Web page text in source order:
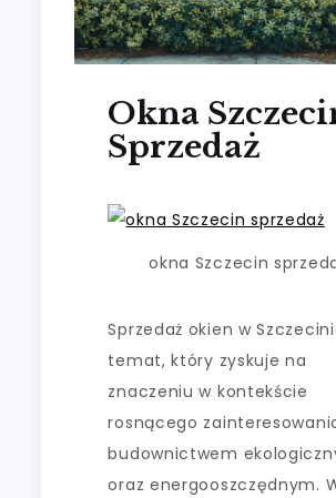
Okna
Sprzedaż
okna Szczecin
Sprzedaż okien w
temat, który zyskuje na
znaczeniu w kontekście
rosnącego
budownictwem
oraz energooszczędnym.